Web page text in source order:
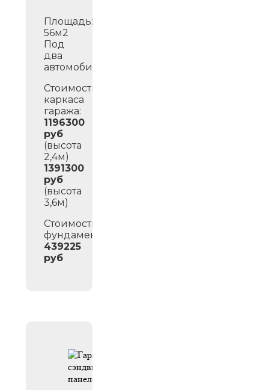
Площадь:
56м2
Под
два
автомобиля.
Стоимость
каркаса
гаража:
1196300
руб
(высота
2,4м)
1391300
руб
(высота
3,6м)
Стоимость
фундамента:
439225
руб